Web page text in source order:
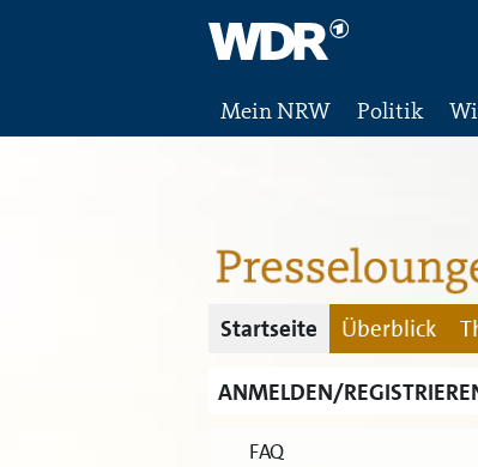
Mein NRW Politik
Startseite Überblick
ANMELDEN/
FAQ